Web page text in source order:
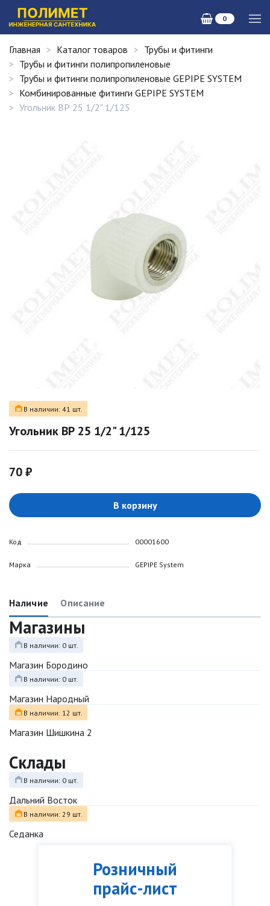
0
Розничный
прайс-лист
Главная Каталог товаров
Трубы и фитинги
Трубы и фитинги полипропиленовые
Трубы и фитинги полипропиленовые GEPIPE SYSTEM
Комбинированные фитинги GEPIPE SYSTEM
Угольник ВР 25 1/2" 1/125
В наличии: 41 шт.
Угольник ВР 25 1/2" 1/125
70 ₽
В корзину
Код
Марка
00001600
GEPIPE System
Наличие Описание
Магазины
В наличии: 0 шт.
Магазин Бородино
В наличии: 0 шт.
Магазин Народный
В наличии: 12 шт.
Магазин Шишкина 2
Склады
В наличии: 0 шт.
Дальний Восток
В наличии: 29 шт.
Седанка